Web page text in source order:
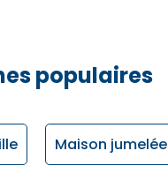
populaires
Maison jumelée